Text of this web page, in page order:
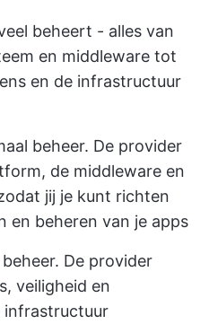
beheert - alles van
en middleware tot
en de infrastructuur
beheer. De provider
de middleware en
jij je kunt richten
en beheren van je apps
De provider
veiligheid en
infrastructuur